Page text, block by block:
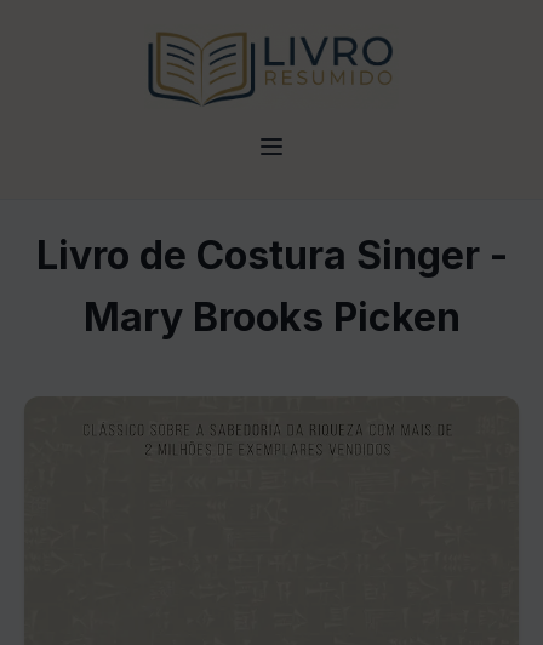
Livro de Costura Singer -
Mary Brooks Picken